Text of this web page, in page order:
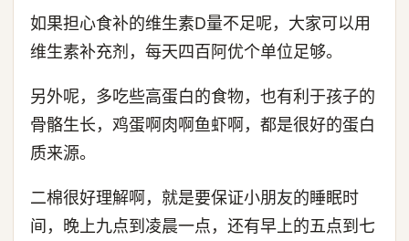
如果担心食补的维生素D量不足呢，大家可以用
维生素补充剂，每天四百阿优个单位足够。
另外呢，多吃些高蛋白的食物，也有利于孩子的
骨骼生长，鸡蛋啊肉啊鱼虾啊，都是很好的蛋白
质来源。
二棉很好理解啊，就是要保证小朋友的睡眠时
间，晚上九点到凌晨一点，还有早上的五点到七